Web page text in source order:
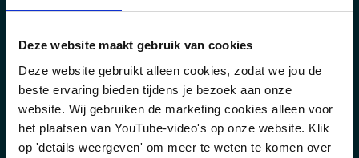
Deze website maakt gebruik van cookies
Deze website gebruikt alleen cookies, zodat we jou de
beste ervaring bieden tijdens je bezoek aan onze
website. Wij gebruiken de marketing cookies alleen voor
het plaatsen van YouTube-video's op onze website. Klik
op 'details weergeven' om meer te weten te komen over
OWIC
Over ons